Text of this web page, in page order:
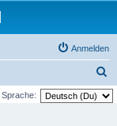
Anmelden
u
Sprache: